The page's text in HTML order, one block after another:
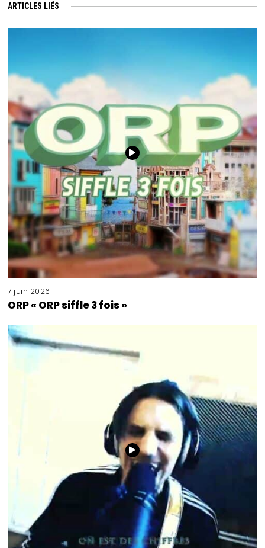
ARTICLES LIÉS
7 juin 2026
ORP « ORP siffle 3 fois »